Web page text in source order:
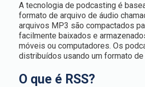
A tecnologia de podcasting é
formato de arquivo de áudio
arquivos MP3 são compactados
facilmente baixados e
móveis ou computadores. Os
distribuídos usando um formato
O que é RSS?